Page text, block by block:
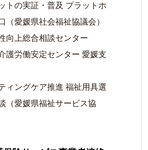
トの実証・普及 プラットホ
（愛媛県社会福祉協議会）
向上総合相談センター
護労働安定センター 愛媛支
ィングケア推進 福祉用具選
（愛媛県福祉サービス協